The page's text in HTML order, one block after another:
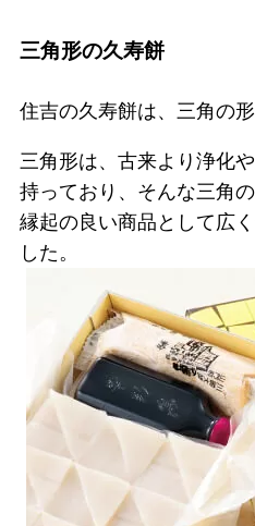
三角形の久寿餅
住吉の久寿餅は、三角の形
三角形は、古来より浄化
持っており、そんな三角
縁起の良い商品として広
した。